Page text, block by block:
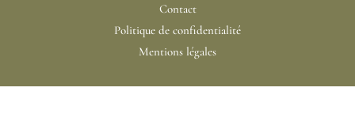
Contact
Politique de confidentialité
Mentions légales